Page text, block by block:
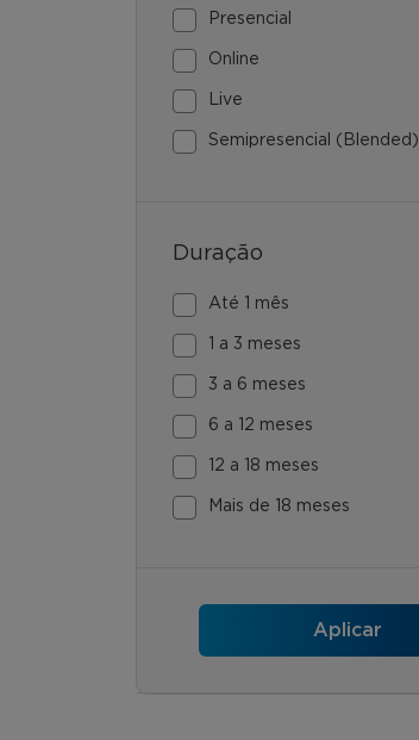
Presencial
Online
Live
Semipresencial (Blended)
Duração
Até 1 mês
1 a 3 meses
3 a 6 meses
6 a 12 meses
12 a 18 meses
Mais de 18 meses